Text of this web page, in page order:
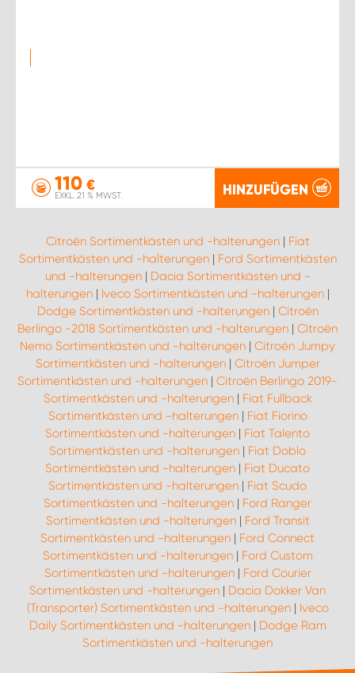
110 €
EXKL. 21 % MWST. HINZUFÜGEN
Citroën Sortimentkästen und -halterungen| Fiat
Sortimentkästen und -halterungen| Ford Sortimentkästen
und -halterungen| Dacia Sortimentkästen und -
halterungen| Iveco Sortimentkästen und -halterungen|
Dodge Sortimentkästen und -halterungen| Citroën
Berlingo -2018 Sortimentkästen und -halterungen | Citroën
Nemo Sortimentkästen und -halterungen | Citroën Jumpy
Sortimentkästen und -halterungen| Citroën Jumper
Sortimentkästen und -halterungen | Citroën Berlingo 2019-
Sortimentkästen und -halterungen| Fiat Fullback
Sortimentkästen und -halterungen| Fiat Fiorino
Sortimentkästen und -halterungen | Fiat Talento
Sortimentkästen und -halterungen | Fiat Doblo
Sortimentkästen und -halterungen | Fiat Ducato
Sortimentkästen und -halterungen | Fiat Scudo
Sortimentkästen und -halterungen | Ford Ranger
Sortimentkästen und -halterungen| Ford Transit
Sortimentkästen und -halterungen | Ford Connect
Sortimentkästen und -halterungen| Ford Custom
Sortimentkästen und -halterungen| Ford Courier
Sortimentkästen und -halterungen | Dacia Dokker Van
(Transporter) Sortimentkästen und -halterungen| Iveco
Daily Sortimentkästen und -halterungen| Dodge Ram
Sortimentkästen und -halterungen